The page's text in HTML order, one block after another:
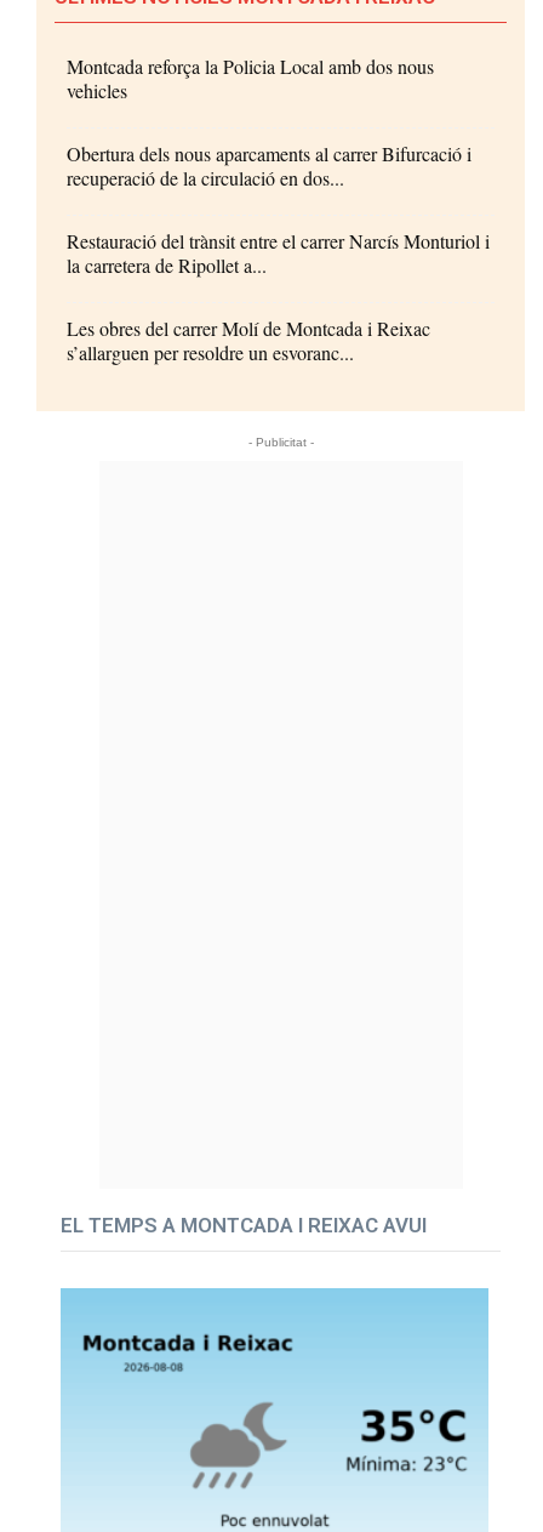
Montcada reforça la Policia Local amb dos nous
vehicles
Obertura dels nous aparcaments al carrer Bifurcació i
recuperació de la circulació en dos...
Restauració del trànsit entre el carrer Narcís Monturiol i
la carretera de Ripollet a...
Les obres del carrer Molí de Montcada i Reixac
s’allarguen per resoldre un esvoranc...
- Publicitat -
EL TEMPS A MONTCADA I REIXAC AVUI